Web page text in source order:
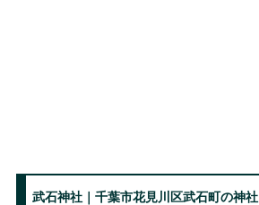
武石神社｜千葉市花見川区武石町の神社